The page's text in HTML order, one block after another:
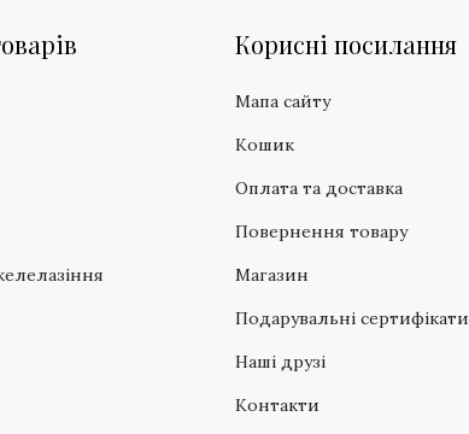
Корисні посилання
Мапа сайту
Кошик
Оплата та доставка
Повернення товару
Магазин
Подарувальні сертифікати
Наші друзі
Контакти